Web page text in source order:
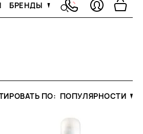
БРЕНДЫ
ПО: ПОПУЛЯРНОСТИ